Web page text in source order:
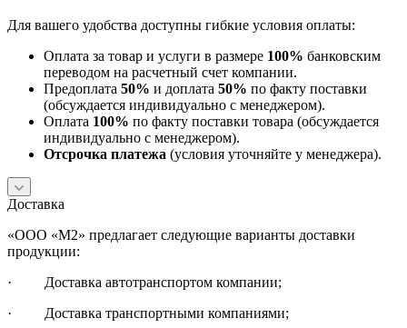
Для вашего удобства доступны гибкие условия оплаты:
Оплата за товар и услуги в размере 100% банковским
переводом на расчетный счет компании.
Предоплата 50% и доплата 50% по факту поставки
(обсуждается индивидуально с менеджером).
Оплата 100% по факту поставки товара (обсуждается
индивидуально с менеджером).
Отсрочка платежа (условия уточняйте у менеджера).
Доставка
«ООО «М2» предлагает следующие варианты доставки
продукции:
· Доставка автотранспортом компании;
· Доставка транспортными компаниями;